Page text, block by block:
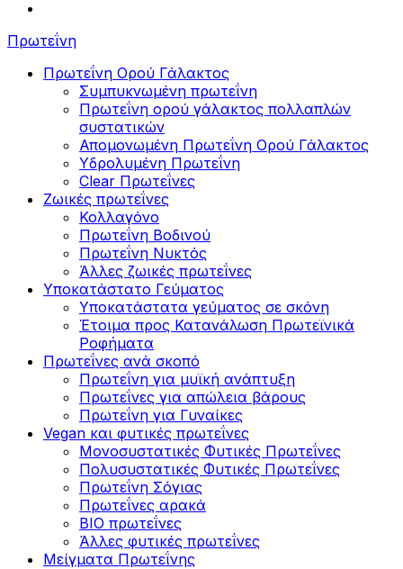
Πρωτεΐνη
Πρωτεΐνη Ορού Γάλακτος
Συμπυκνωμένη πρωτεΐνη
Πρωτεΐνη ορού γάλακτος πολλαπλών
συστατικών
Απομονωμένη Πρωτεΐνη Ορού Γάλακτος
Υδρολυμένη Πρωτεΐνη
Clear Πρωτεΐνες
Ζωικές πρωτεΐνες
Κολλαγόνο
Πρωτεΐνη Βοδινού
Πρωτεΐνη Νυκτός
Άλλες ζωικές πρωτεΐνες
Υποκατάστατο Γεύματος
Υποκατάστατα γεύματος σε σκόνη
Έτοιμα προς Κατανάλωση Πρωτεϊνικά
Ροφήματα
Πρωτεΐνες ανά σκοπό
Πρωτεΐνη για μυϊκή ανάπτυξη
Πρωτεΐνες για απώλεια βάρους
Πρωτεΐνη για Γυναίκες
Vegan και φυτικές πρωτεΐνες
Μονοσυστατικές Φυτικές Πρωτεΐνες
Πολυσυστατικές Φυτικές Πρωτεΐνες
Πρωτεΐνη Σόγιας
Πρωτεΐνες αρακά
ΒIO πρωτεΐνες
Άλλες φυτικές πρωτεΐνες
Μείγματα Πρωτεΐνης